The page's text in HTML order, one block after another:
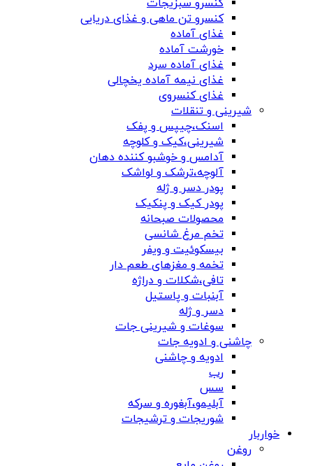
کنسرو سبزیجات
کنسرو تن ماهی و غذای دریایی
غذای آماده
خورشت آماده
غذای آماده سرد
غذای نیمه آماده یخچالی
غذای کنسروی
شیرینی و تنقلات
اسنک،چیپس و پفک
شیرینی،کیک و کلوچه
آدامس و خوشبو کننده دهان
آلوچه،ترشک و لواشک
پودر دسر و ژله
پودر کیک و پنکیک
محصولات صبحانه
تخم مرغ شانسی
بیسکوئیت و ویفر
تخمه و مغزهای طعم دار
تافی،شکلات و دراژه
آبنبات و پاستیل
دسر و ژله
سوغات و شیرینی جات
چاشنی و ادویه جات
ادویه و چاشنی
رب
سس
آبلیمو،آبغوره و سرکه
شوریجات و ترشیجات
خواربار
روغن